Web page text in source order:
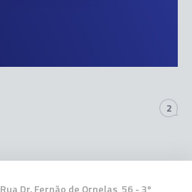
2
Rua Dr. Fernão de Ornelas, 56 - 3º